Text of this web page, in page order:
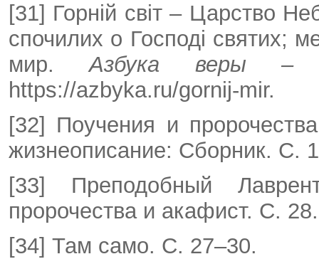
[31] Горній світ – Царство
спочилих о Господі святих;
мир.Азбука веры –
https://azbyka.ru/gornij-mir.
[32] Поучения и
жизнеописание: Сборник. С.
[33] Преподобный
пророчества и акафист. С. 28.
[34] Там само. С. 27–30.